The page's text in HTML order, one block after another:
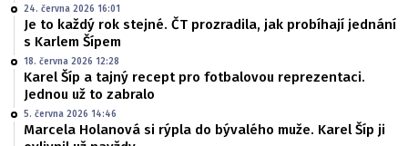
24. června 2026 16:01
Je to každý rok stejné. ČT prozradila, jak probíhají jednání
s Karlem Šípem
18. června 2026 12:28
Karel Šíp a tajný recept pro fotbalovou reprezentaci.
Jednou už to zabralo
5. června 2026 14:46
Marcela Holanová si rýpla do bývalého muže. Karel Šíp ji